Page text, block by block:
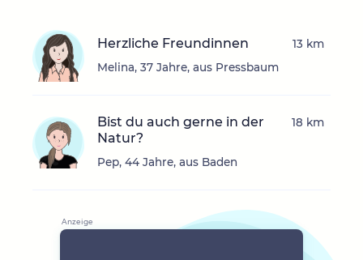
Herzliche Freundinnen
Melina, 37 Jahre, aus Pressbaum
13 km
Bist du auch gerne in der
Natur?
Pep, 44 Jahre, aus Baden
18 km